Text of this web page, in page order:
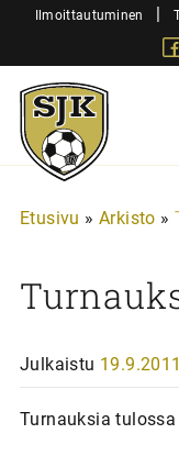
SiirryIlmoittautuminen |
Sjk-
Juniorit
Etusivu » Arkisto »
Julkaistu 19.9.2011
Turnauksia tulossa